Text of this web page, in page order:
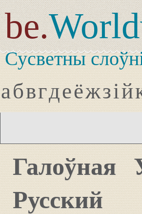
be.
Сусветны
абвгдеёжзій
Галоўная
Русский